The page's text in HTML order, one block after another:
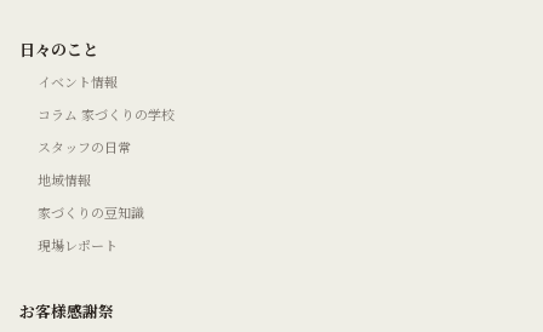
日々のこと
イベント情報
コラム 家づくりの学校
スタッフの日常
地域情報
家づくりの豆知識
現場レポート
お客様感謝祭